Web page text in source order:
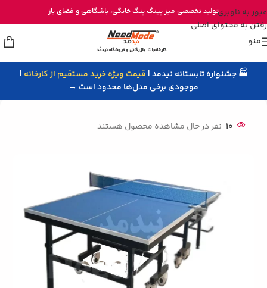
عبور به ناوبری
رفتن به محتوای اصلی
خرید مستقیم میز پینگ پنگ از تولیدی نیدمد
تولید تخصصی میز پینگ پنگ خانگی، باشگاهی و فضای باز
منو
🏭 جشنواره تابستانه نیدمد | قیمت ویژه خرید مستقیم از کارخانه |
موجودی برخی مدل‌ها محدود است →میز پینگ پنگ/میز پینگ پنگ خانگی
10 نفر در حال مشاهده محصول هستند